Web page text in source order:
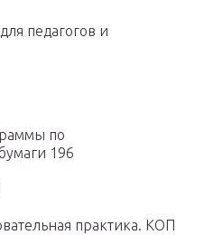
педагогов и
по
196
практика. КОП